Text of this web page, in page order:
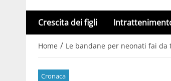
Crescita dei figli
Home / Le bandane per neonati fai da
Cronaca